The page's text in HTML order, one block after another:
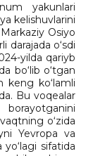
yakunlari
kelishuvlarini
Osiyo
darajada o‘sdi
yilda qariyb
bo‘lib o‘tgan
keng ko‘lamli
Bu voqealar
borayotganini
o‘zida
Yevropa va
sifatida